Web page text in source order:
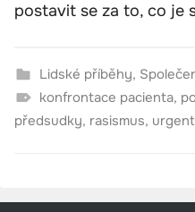
postavit se za to, co je
Lidské příběhy,
konfrontace pacienta,
předsudky, rasismus,